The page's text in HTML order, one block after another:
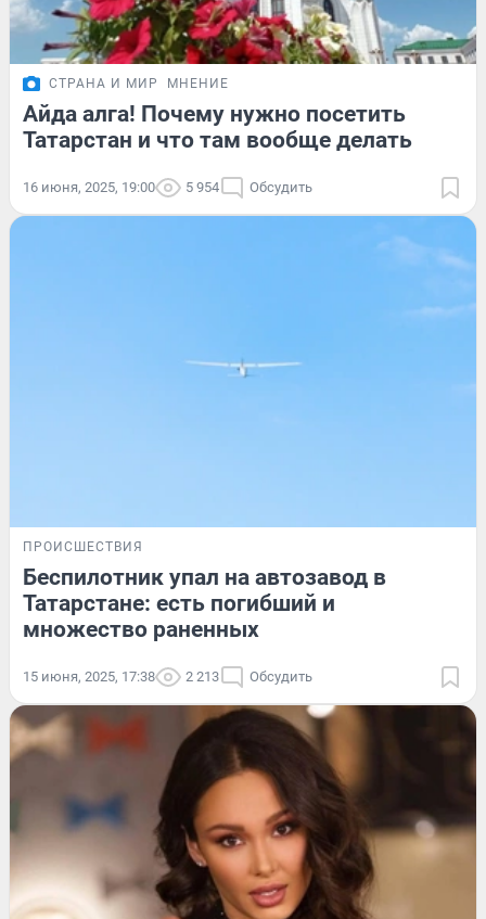
СТРАНА И МИР МНЕНИЕ
Айда алга! Почему нужно посетить
Татарстан и что там вообще делать
16 июня, 2025, 19:00 5 954 Обсудить
ПРОИСШЕСТВИЯ
Беспилотник упал на автозавод в
Татарстане: есть погибший и
множество раненных
15 июня, 2025, 17:38 2 213 Обсудить